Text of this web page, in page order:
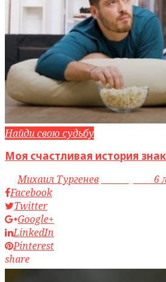
Найди свою судьбу
Моя счастливая история
byМихаил Тургенев
6
Facebook
Twitter
Google+
LinkedIn
Pinterest
share